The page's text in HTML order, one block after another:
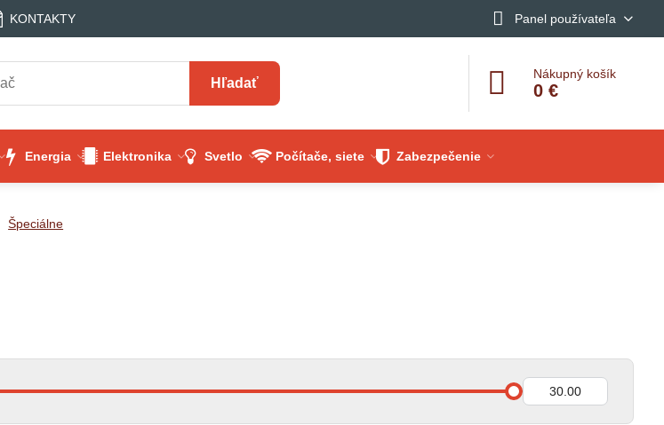
KONTAKTY Panel používateľa
Hľadať
Nákupný košík
0 €
Energia Elektronika Svetlo Počítače, siete Zabezpečenie
Špeciálne
Do: